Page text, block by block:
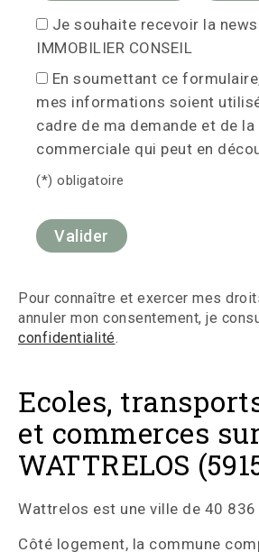
Je souhaite recevoir la
IMMOBILIER CONSEIL
En soumettant ce
mes informations soient
cadre de ma demande et de
commerciale qui peut en
(*) obligatoire
Pour connaître et exercer mes
annuler mon consentement, je
confidentialité.
Ecoles,
et commerces
WATTRELOS
Wattrelos est une ville de 40
Côté logement, la commune